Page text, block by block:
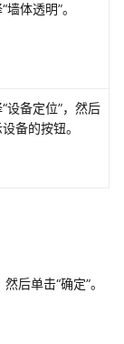
“墙体透明”。
“设备定位”，然后
备的按钮。
后单击“确定”。